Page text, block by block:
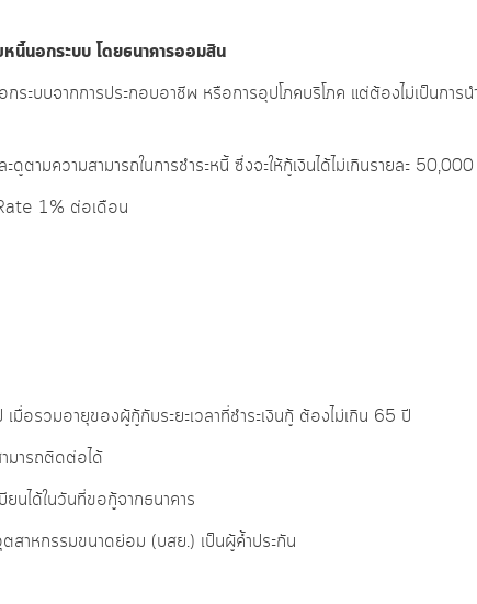
หนี้นอกระบบ โดยธนาคารออมสิน
ระบบจากการประกอบอาชีพ หรือการอุปโภคบริโภค แต่ต้องไม่เป็นการน
ตามความสามารถในการชำระหนี้ ซึ่งจะให้กู้เงินได้ไม่เกินรายละ
1% ต่อเดือน
รวมอายุของผู้กู้กับระยะเวลาที่ชำระเงินกู้ ต้องไม่เกิน 65 ปี
มารถติดต่อได้
ยนได้ในวันที่ขอกู้จากธนาคาร
สาหกรรมขนาดย่อม (บสย.) เป็นผู้ค้ำประกัน